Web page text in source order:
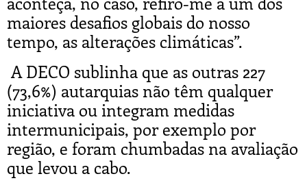
maiores desafios globais do nosso
tempo, as alterações climáticas”.
A DECO sublinha que as outras 227
(73,6%) autarquias não têm qualquer
iniciativa ou integram medidas
intermunicipais, por exemplo por
região, e foram chumbadas na avaliação
que levou a cabo.